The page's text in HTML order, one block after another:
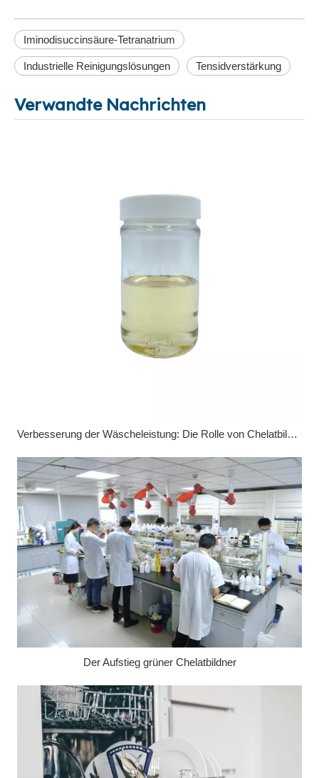
Iminodisuccinsäure-Tetranatrium
Industrielle Reinigungslösungen Tensidverstärkung
Verwandte Nachrichten
Verbesserung der Wäscheleistung: Die Rolle von Chelatbildnern
Der Aufstieg grüner Chelatbildner